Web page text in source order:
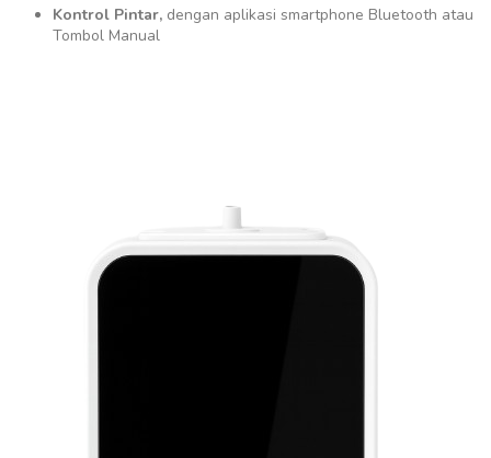
Kontrol Pintar, dengan aplikasi smartphone Bluetooth atau
Tombol Manual